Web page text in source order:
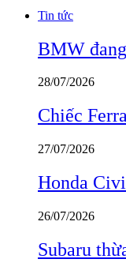
Tin tức
BMW
28/07/2026
Chiếc
27/07/2026
Honda
26/07/2026
Subaru